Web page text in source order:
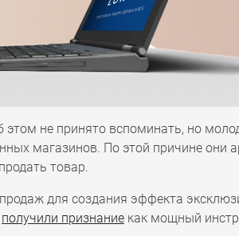
этом не принято вспоминать, но
магазинов. По этой причине они
товар.
для создания эффекта
получили признание как мощный